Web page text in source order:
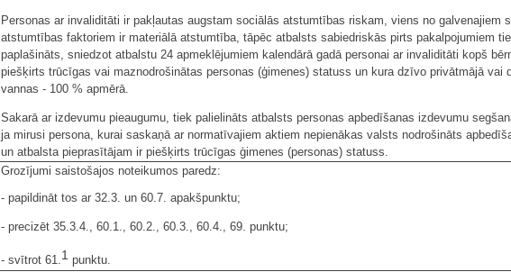
Personas ar invaliditāti ir pakļautas augstam sociālās atstumtības riskam, viens no galvenajiem
atstumtības faktoriem ir materiālā atstumtība, tāpēc atbalsts sabiedriskās pirts pakalpojumiem
paplašināts, sniedzot atbalstu 24 apmeklējumiem kalendārā gadā personai ar invaliditāti kopš
piešķirts trūcīgas vai maznodrošinātas personas (ģimenes) statuss un kura dzīvo privātmājā vai
vannas - 100 % apmērā.
Sakarā ar izdevumu pieaugumu, tiek palielināts atbalsts personas apbedīšanas izdevumu
ja mirusi persona, kurai saskaņā ar normatīvajiem aktiem nepienākas valsts nodrošināts
un atbalsta pieprasītājam ir piešķirts trūcīgas ģimenes (personas) statuss.
Grozījumi saistošajos noteikumos paredz:
- papildināt tos ar 32.3. un 60.7. apakšpunktu;
- precizēt 35.3.4., 60.1., 60.2., 60.3., 60.4., 69. punktu;
- svītrot 61.1 punktu.